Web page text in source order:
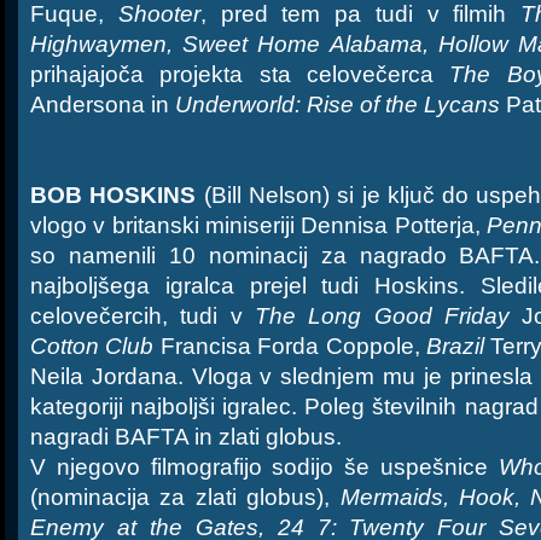
Fuque, Shooter, pred tem pa tudi v filmih
Highwaymen, Sweet Home Alabama, Hollow
prihajajoča projekta sta celovečerca The
Andersona in Underworld: Rise of the Lycans
BOB HOSKINS (Bill Nelson) si je ključ do
vlogo v britanski miniseriji Dennisa Potterja,
so namenili 10 nominacij za nagrado
najboljšega igralca prejel tudi Hoskins.
celovečercih, tudi v The Long Good Friday
Cotton Club Francisa Forda Coppole,Brazil
Neila Jordana. Vloga v slednjem mu je
kategoriji najboljši igralec. Poleg številnih
nagradi BAFTA in zlati globus.
V njegovo filmografijo sodijo še uspešnice
(nominacija za zlati globus), Mermaids, Hook,
Enemy at the Gates, 24 7: Twenty Four